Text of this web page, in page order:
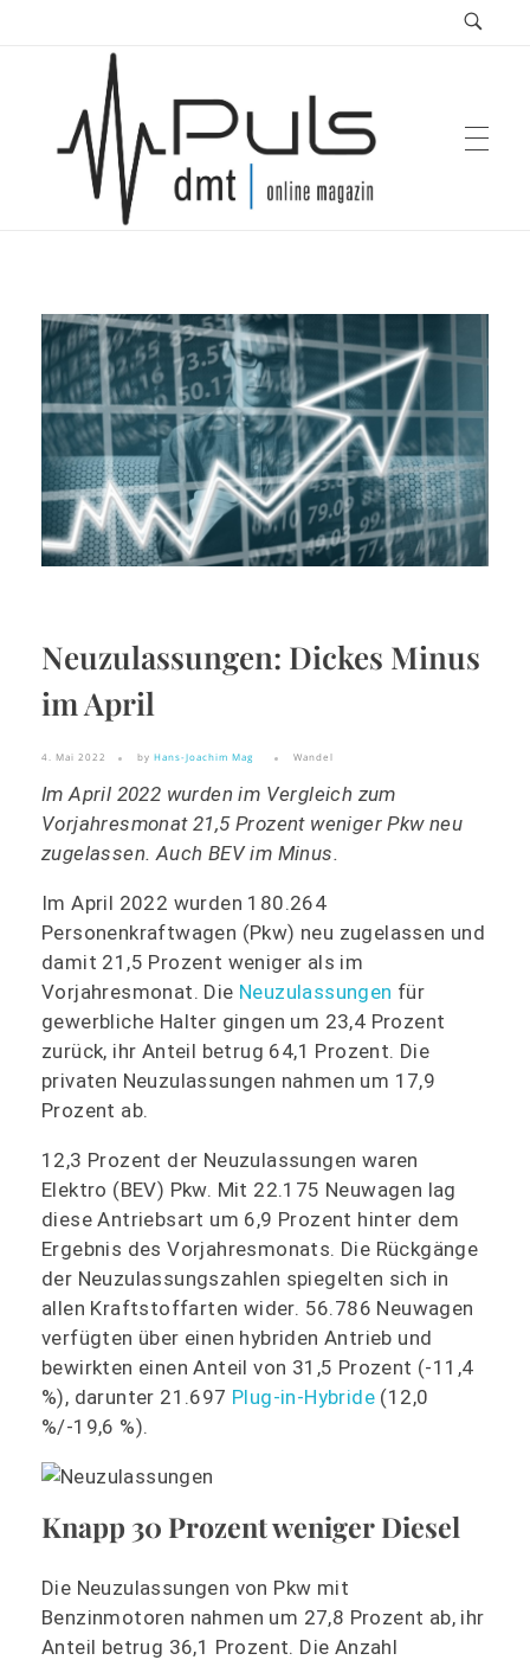
Puls Magazin
Zukunft der Mobilität
Neuzulassungen: Dickes Minus
im April
4. Mai 2022 by Hans-Joachim Mag Wandel
Im April 2022 wurden im Vergleich zum
Vorjahresmonat 21,5 Prozent weniger Pkw neu
zugelassen. Auch BEV im Minus.
Im April 2022 wurden 180.264
Personenkraftwagen (Pkw) neu zugelassen und
damit 21,5 Prozent weniger als im
Vorjahresmonat. Die Neuzulassungen für
gewerbliche Halter gingen um 23,4 Prozent
zurück, ihr Anteil betrug 64,1 Prozent. Die
privaten Neuzulassungen nahmen um 17,9
Prozent ab.
12,3 Prozent der Neuzulassungen waren
Elektro (BEV) Pkw. Mit 22.175 Neuwagen lag
diese Antriebsart um 6,9 Prozent hinter dem
Ergebnis des Vorjahresmonats. Die Rückgänge
der Neuzulassungszahlen spiegelten sich in
allen Kraftstoffarten wider. 56.786 Neuwagen
verfügten über einen hybriden Antrieb und
bewirkten einen Anteil von 31,5 Prozent (-11,4
%), darunter 21.697 Plug-in-Hybride (12,0
%/-19,6 %).
Knapp 30 Prozent weniger Diesel
Die Neuzulassungen von Pkw mit
Benzinmotoren nahmen um 27,8 Prozent ab, ihr
Anteil betrug 36,1 Prozent. Die Anzahl